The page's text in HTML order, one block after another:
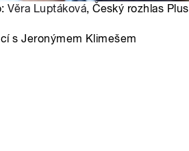
Věra Luptáková, Český rozhlas Plus
s Jeronýmem Klimešem